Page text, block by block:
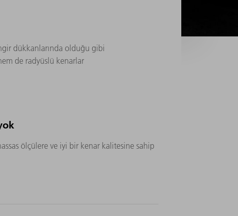
dükkanlarında olduğu gibi
de radyüslü kenarlar
ölçülere ve iyi bir kenar kalitesine sahip